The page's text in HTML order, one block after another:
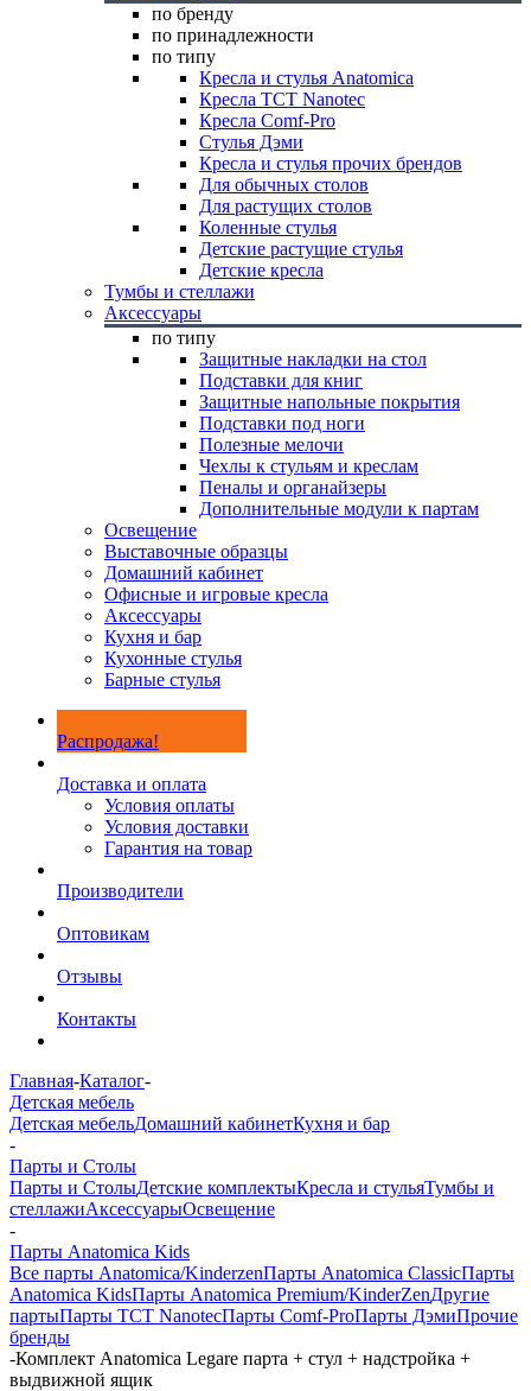
по бренду
по принадлежности
по типу
Кресла и стулья Anatomica
Кресла TCT Nanotec
Кресла Comf-Pro
Стулья Дэми
Кресла и стулья прочих брендов
Для обычных столов
Для растущих столов
Коленные стулья
Детские растущие стулья
Детские кресла
Тумбы и стеллажи
Аксессуары
по типу
Защитные накладки на стол
Подставки для книг
Защитные напольные покрытия
Подставки под ноги
Полезные мелочи
Чехлы к стульям и креслам
Пеналы и органайзеры
Дополнительные модули к партам
Освещение
Выставочные образцы
Домашний кабинет
Офисные и игровые кресла
Аксессуары
Кухня и бар
Кухонные стулья
Барные стулья
Распродажа!
Доставка и оплата
Условия оплаты
Условия доставки
Гарантия на товар
Производители
Оптовикам
Отзывы
Контакты
Главная-Каталог-
Детская мебель
Детская мебельДомашний кабинетКухня и бар
-
Парты и Столы
Парты и СтолыДетские комплектыКресла и стульяТумбы и
стеллажиАксессуарыОсвещение
-
Парты Anatomica Kids
Все парты Anatomica/KinderzenПарты Anatomica ClassicПарты
Anatomica KidsПарты Anatomica Premium/KinderZenДругие
партыПарты TCT NanotecПарты Comf-ProПарты ДэмиПрочие
бренды
-Комплект Anatomica Legare парта + стул + надстройка +
выдвижной ящик